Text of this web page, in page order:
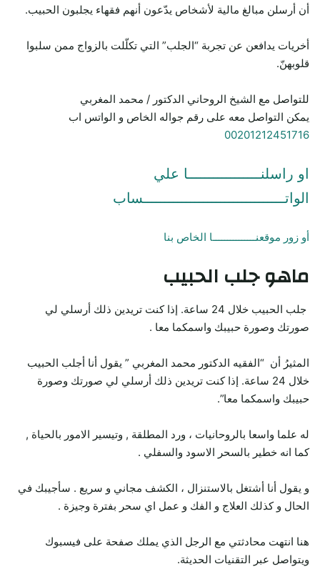
أن أرسلن مبالغ مالية لأشخاص يدّعون أنهم فقهاء يجلبون الحبيب.
أخريات يدافعن عن تجربة “الجلب” التي تكلّلت بالزواج ممن سلبوا
قلوبهنّ.
للتواصل مع الشيخ الروحاني الدكتور / محمد المغربي
يمكن التواصل معه على رقم جواله الخاص و الواتس اب
00201212451716
او راسلنـــــــــــــــــا علي
الواتـــــــــــــــــــــــــــــــــساب
أو زور موقعنـــــــــــــــا الخاص بنا
ماهو جلب الحبيب
جلب الحبيب خلال 24 ساعة. إذا كنت تريدين ذلك أرسلي لي
صورتك وصورة حبيبك واسمكما معا .
المثيرُ أن “الفقيه الدكتور محمد المغربي ” يقول أنا أجلب الحبيب
خلال 24 ساعة. إذا كنت تريدين ذلك أرسلي لي صورتك وصورة
حبيبك واسمكما معا”.
له علما واسعا بالروحانيات ، ورد المطلقة , وتيسير الامور بالحياة ,
كما انه خطير بالسحر الاسود والسفلي .
و يقول أنا أشتغل بالاستنزال ، الكشف مجاني و سريع . سأجيبك في
الحال و كذلك العلاج و الفك و عمل اي سحر بفترة وجيزة .
هنا انتهت محادثتي مع الرجل الذي يملك صفحة على فيسبوك
ويتواصل عبر التقنيات الحديثة.